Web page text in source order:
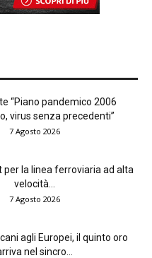
“Piano pandemico 2006
virus senza precedenti”
7 Agosto 2026
per la linea ferroviaria ad alta
velocità...
7 Agosto 2026
agli Europei, il quinto oro
nel sincro...